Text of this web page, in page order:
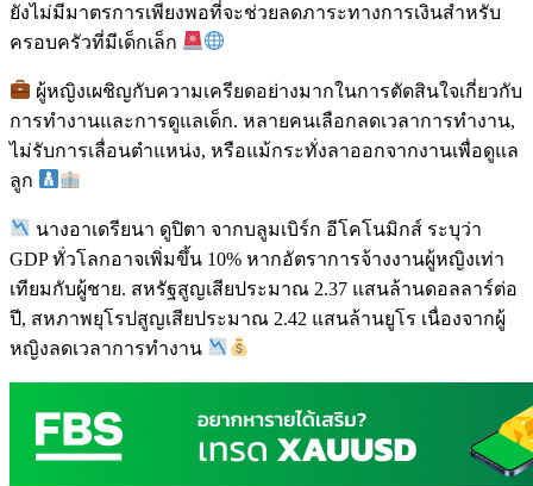
ยังไม่มีมาตรการเพียงพอที่จะช่วยลดภาระทางการเงินสำหรับ
ครอบครัวที่มีเด็กเล็ก
ผู้หญิงเผชิญกับความเครียดอย่างมากในการตัดสินใจเกี่ยวกับ
การทำงานและการดูแลเด็ก. หลายคนเลือกลดเวลาการทำงาน,
ไม่รับการเลื่อนตำแหน่ง, หรือแม้กระทั่งลาออกจากงานเพื่อดูแล
ลูก
นางอาเดรียนา ดูปิตา จากบลูมเบิร์ก อีโคโนมิกส์ ระบุว่า
GDP ทั่วโลกอาจเพิ่มขึ้น 10% หากอัตราการจ้างงานผู้หญิงเท่า
เทียมกับผู้ชาย. สหรัฐสูญเสียประมาณ 2.37 แสนล้านดอลลาร์ต่อ
ปี, สหภาพยุโรปสูญเสียประมาณ 2.42 แสนล้านยูโร เนื่องจากผู้
หญิงลดเวลาการทำงาน